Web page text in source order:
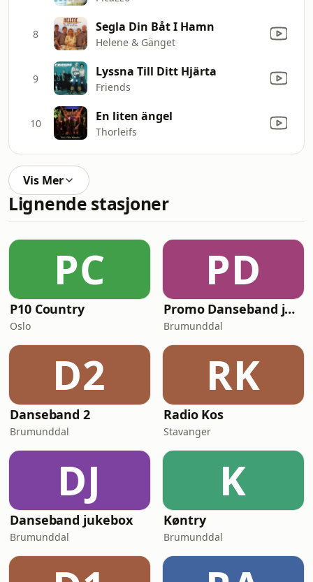
8 Segla Din Båt I Hamn
Helene & Gänget
9 Lyssna Till Ditt Hjärta
Friends
10 En liten ängel
Thorleifs
Vis Mer
Lignende stasjoner
PC
P10 Country
Oslo
PD
Promo Danseband jukebox
Brumunddal
D2
Danseband 2
Brumunddal
RK
Radio Kos
Stavanger
DJ
Danseband jukebox
Brumunddal
K
Køntry
Brumunddal